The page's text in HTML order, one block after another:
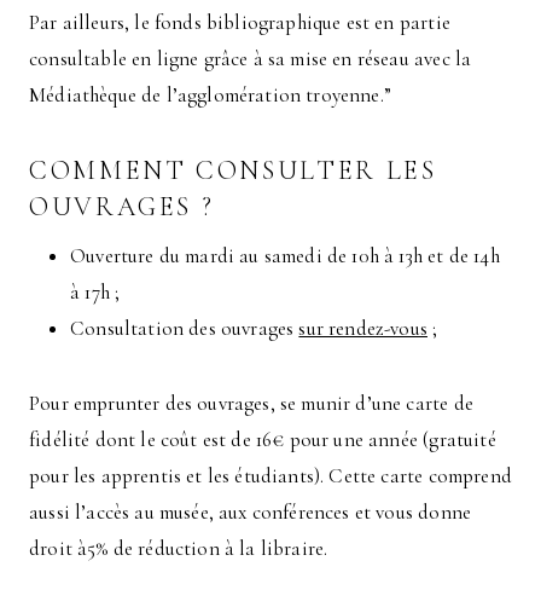
Par ailleurs, le fonds bibliographique est en partie
consultable en ligne grâce à sa mise en réseau avec la
Médiathèque de l’agglomération troyenne.”
COMMENT CONSULTER LES
OUVRAGES ?
Ouverture du mardi au samedi de 10h à 13h et de 14h
à 17h ;
Consultation des ouvragessur rendez-vous ;
Pour emprunter des ouvrages, se munir d’une carte de
fidélité dont le coût est de 16€ pour une année (gratuité
pour les apprentis et les étudiants). Cette carte comprend
aussi l’accès au musée, aux conférences et vous donne
droit à5% de réduction à la libraire.